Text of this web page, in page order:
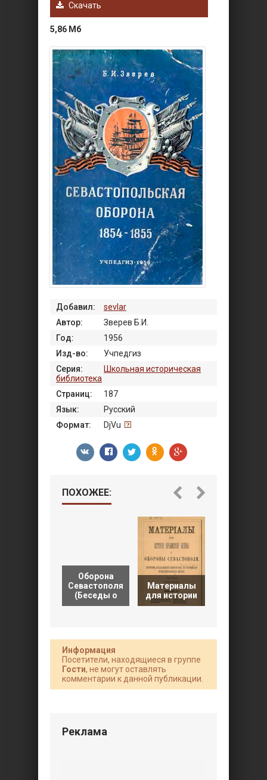
Скачать
5,86 Мб
Добавил:
sevlar
Автор:
Зверев Б.И.
Год:
1956
Изд-во:
Учпедгиз
Серия:
Школьная историческая
библиотека
Страниц:
187
Язык:
Русский
Формат:
DjVu
ПОХОЖЕЕ:
Оборона
Севастополя
(Беседы о
Материалы
для истории
Информация
Посетители, находящиеся в группе
Гости, не могут оставлять
комментарии к данной публикации.
Реклама